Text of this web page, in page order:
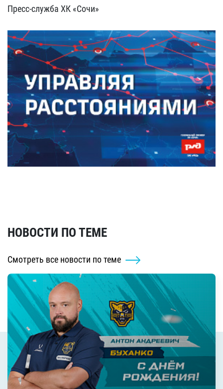
Пресс-служба ХК «Сочи»
НОВОСТИ ПО ТЕМЕ
Смотреть все новости по теме